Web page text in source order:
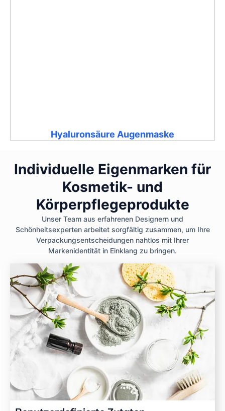
Hyaluronsäure Augenmaske
Individuelle Eigenmarken für
Kosmetik- und
Körperpflegeprodukte
Unser Team aus erfahrenen Designern und
Schönheitsexperten arbeitet sorgfältig zusammen, um Ihre
Verpackungsentscheidungen nahtlos mit Ihrer
Markenidentität in Einklang zu bringen.